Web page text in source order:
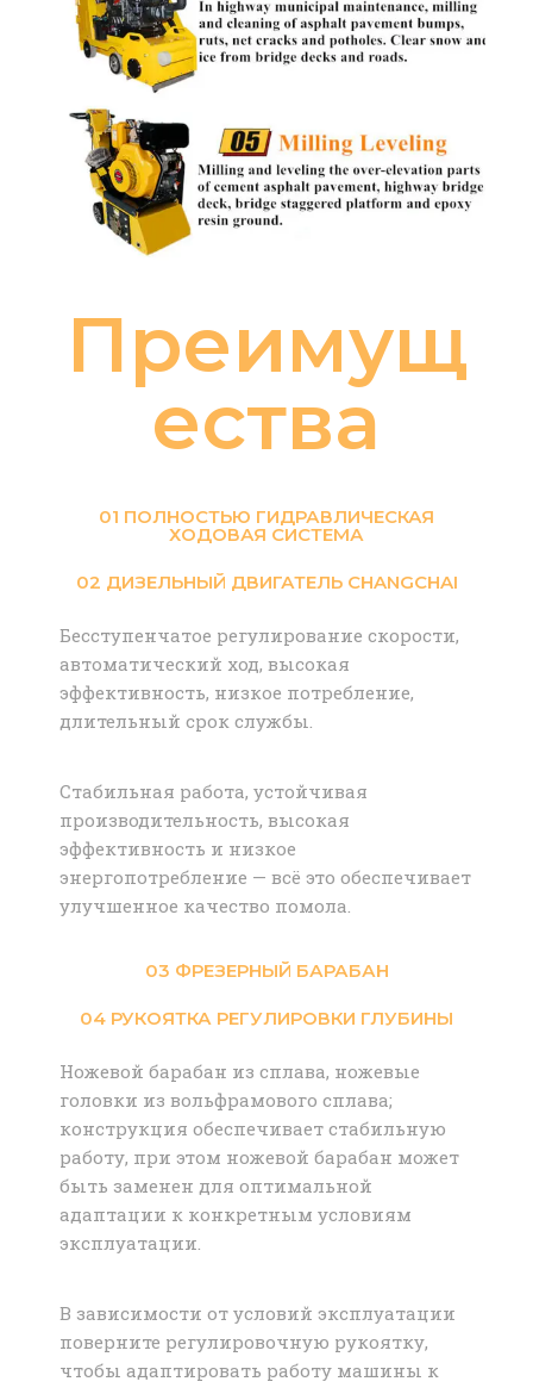
Преимущ
ества
01 ПОЛНОСТЬЮ ГИДРАВЛИЧЕСКАЯ
ХОДОВАЯ СИСТЕМА
02 ДИЗЕЛЬНЫЙ ДВИГАТЕЛЬ CHANGCHAI
Бесступенчатое регулирование скорости,
автоматический ход, высокая
эффективность, низкое потребление,
длительный срок службы.
Стабильная работа, устойчивая
производительность, высокая
эффективность и низкое
энергопотребление — всё это обеспечивает
улучшенное качество помола.
03 ФРЕЗЕРНЫЙ БАРАБАН
04 РУКОЯТКА РЕГУЛИРОВКИ ГЛУБИНЫ
Ножевой барабан из сплава, ножевые
головки из вольфрамового сплава;
конструкция обеспечивает стабильную
работу, при этом ножевой барабан может
быть заменен для оптимальной
адаптации к конкретным условиям
эксплуатации.
В зависимости от условий эксплуатации
поверните регулировочную рукоятку,
чтобы адаптировать работу машины к